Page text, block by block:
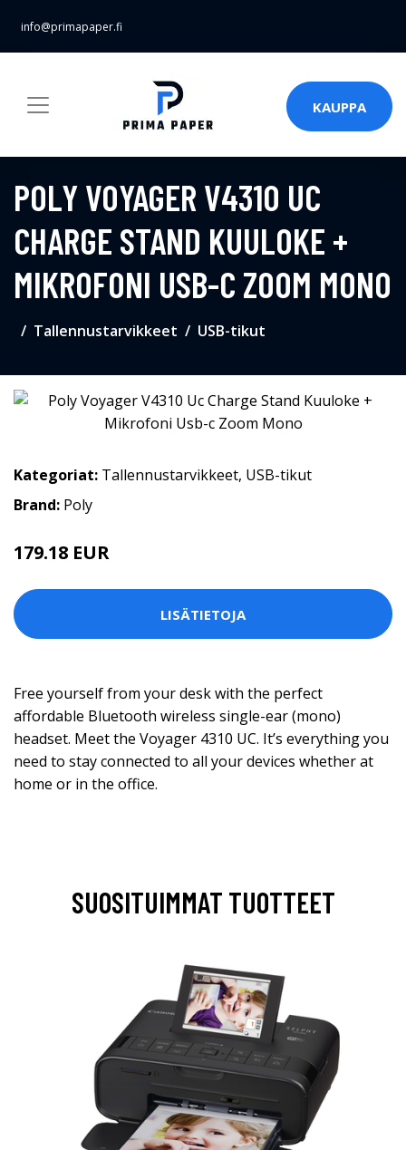
info@primapaper.fi
KAUPPA
POLY VOYAGER V4310 UC
CHARGE STAND KUULOKE +
MIKROFONI USB-C ZOOM MONO
Tallennustarvikkeet USB-tikut
Kategoriat: Tallennustarvikkeet, USB-tikut
Brand: Poly
179.18 EUR
LISÄTIETOJA
Free yourself from your desk with the perfect
affordable Bluetooth wireless single-ear (mono)
headset. Meet the Voyager 4310 UC. It’s everything you
need to stay connected to all your devices whether at
home or in the office.
SUOSITUIMMAT TUOTTEET